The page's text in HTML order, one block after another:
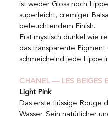
ist weder Gloss noch
superleicht, cremiger
befeuchtendem Finish.
Erst mystisch dunkel wie
das transparente Pigment
schmeichelnd jede Lippe
CHANEL — LES BEIGES
Light Pink
Das erste flüssige Rouge
Wasser. Sein natürlicher